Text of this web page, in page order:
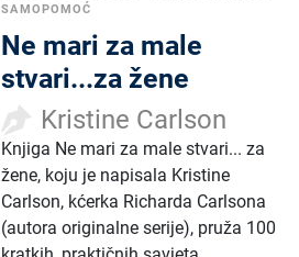
SAMOPOMOĆ
Ne mari za male
stvari...za žene
Kristine Carlson
Knjiga Ne mari za male stvari... za
žene, koju je napisala Kristine
Carlson, kćerka Richarda Carlsona
(autora originalne serije), pruža 100